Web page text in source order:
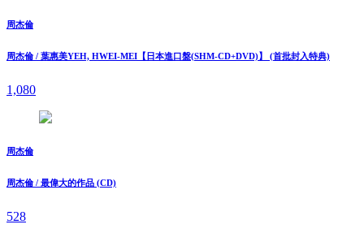
周杰倫
周杰倫 / 葉惠美YEH, HWEI-MEI【日本進口盤(SHM-CD+DVD)】 (首批封入特典)
1,080
周杰倫
周杰倫 / 最偉大的作品 (CD)
528